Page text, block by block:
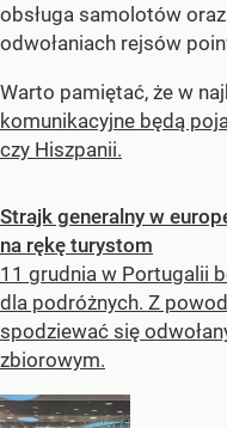
obsługa samolotów
odwołaniach rejsów
Warto pamiętać, że w
komunikacyjne będą
czy Hiszpanii.
Strajk generalny w
na rękę turystom
11 grudnia w Portugalii
dla podróżnych. Z
spodziewać się
zbiorowym.